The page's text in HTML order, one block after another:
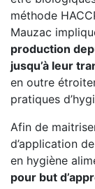
méthode
Mauzac
production
jusqu’à leur
en outre
pratiques
Afin de
d’application
en hygiène
pour but